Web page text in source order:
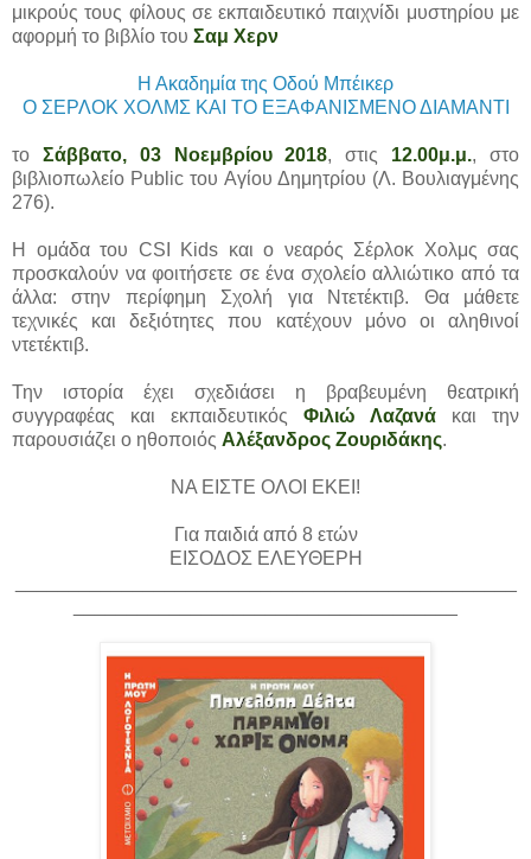
μικρούς τους φίλους σε εκπαιδευτικό παιχνίδι μυστηρίου με
αφορμή το βιβλίο του Σαμ Χερν
Η Ακαδημία της Οδού Μπέικερ
Ο ΣΕΡΛΟΚ ΧΟΛΜΣ ΚΑΙ ΤΟ ΕΞΑΦΑΝΙΣΜΕΝΟ ΔΙΑΜΑΝΤΙ
το Σάββατο, 03 Νοεμβρίου 2018, στις 12.00μ.μ., στο
βιβλιοπωλείο Public του Αγίου Δημητρίου (Λ. Βουλιαγμένης
276).
Η ομάδα του CSI Kids και ο νεαρός Σέρλοκ Χολμς σας
προσκαλούν να φοιτήσετε σε ένα σχολείο αλλιώτικο από τα
άλλα: στην περίφημη Σχολή για Ντετέκτιβ. Θα μάθετε
τεχνικές και δεξιότητες που κατέχουν μόνο οι αληθινοί
ντετέκτιβ.
Την ιστορία έχει σχεδιάσει η βραβευμένη θεατρική
συγγραφέας και εκπαιδευτικός Φιλιώ Λαζανά και την
παρουσιάζει ο ηθοποιός Αλέξανδρος Ζουριδάκης.
ΝΑ ΕΙΣΤΕ ΟΛΟΙ ΕΚΕΙ!
Για παιδιά από 8 ετών
ΕΙΣΟΔΟΣ ΕΛΕΥΘΕΡΗ